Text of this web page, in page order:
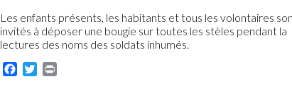
Les enfants présents, les habitants et tous les volontaires
invités à déposer une bougie sur toutes les stèles pendant la
lectures des noms des soldats inhumés.
Facebook
Twitter